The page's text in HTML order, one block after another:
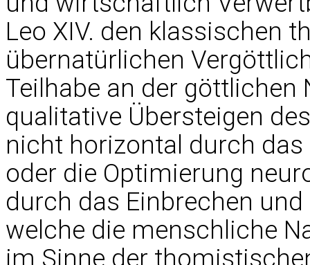
Leo XIV. den klassischen
übernatürlichen
Teilhabe an der göttlichen
qualitative Übersteigen
nicht horizontal durch
oder die Optimierung
durch das Einbrechen
welche die menschliche
im Sinne der